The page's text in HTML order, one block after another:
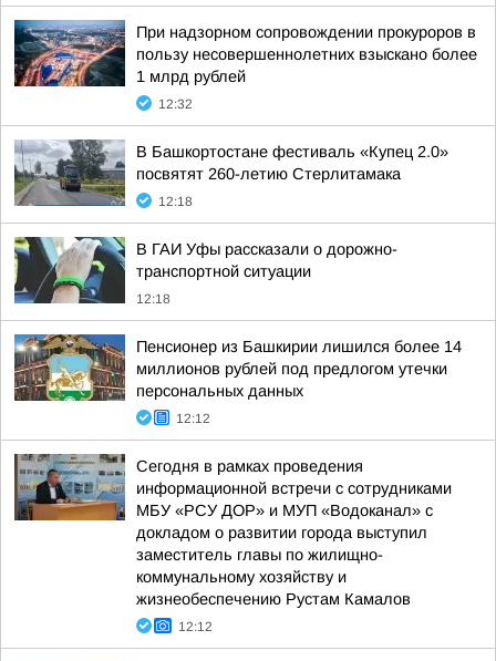
При надзорном сопровождении прокуроров в
пользу несовершеннолетних взыскано более
1 млрд рублей
12:32
В Башкортостане фестиваль «Купец 2.0»
посвятят 260-летию Стерлитамака
12:18
В ГАИ Уфы рассказали о дорожно-
транспортной ситуации
12:18
Пенсионер из Башкирии лишился более 14
миллионов рублей под предлогом утечки
персональных данных
12:12
Сегодня в рамках проведения
информационной встречи с сотрудниками
МБУ «РСУ ДОР» и МУП «Водоканал» с
докладом о развитии города выступил
заместитель главы по жилищно-
коммунальному хозяйству и
жизнеобеспечению Рустам Камалов
12:12